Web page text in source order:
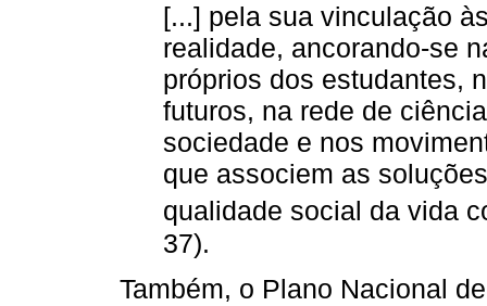
[...] pela sua vinculação
realidade, ancorando-se
próprios dos estudantes,
futuros, na rede de
sociedade e nos
que associem as
qualidade social da vida
37).
Também, o Plano Nacional